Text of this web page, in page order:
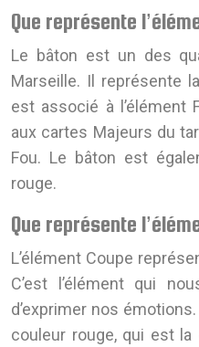
Que représente
Le bâton est un des
Marseille. Il représente
est associé à l’élément
aux cartes Majeurs du
Fou. Le bâton est
rouge.
Que représente
L’élément Coupe
C’est l’élément qui
d’exprimer nos
couleur rouge, qui est la